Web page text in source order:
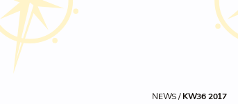
NEWS /KW36 2017